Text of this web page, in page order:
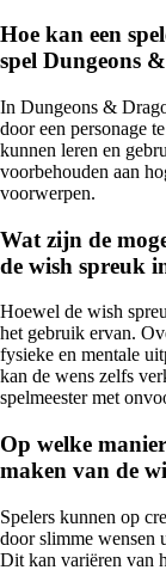
Hoe kan een
spel Dungeons
In Dungeons &
door een personage
kunnen leren en
voorbehouden aan
voorwerpen.
Wat zijn de
de wish spreuk
Hoewel de wish
het gebruik ervan.
fysieke en mentale
kan de wens zelfs
spelmeester met
Op welke
maken van de
Spelers kunnen op
door slimme wensen
Dit kan variëren van